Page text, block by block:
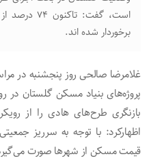
است، گفت:
برخوردار شده اند.
غلامرضا صالحی روز پنجشنبه در
پروژه‌های بنیاد مسکن گلستان در
بازنگری طرح‌های هادی را از
اظهارکرد: با توجه به سرریز
قیمت مسکن از شهرها صورت